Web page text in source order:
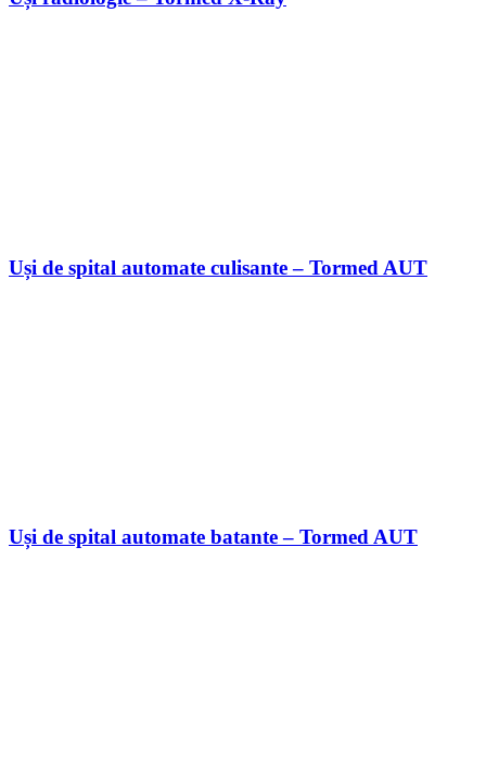
Uși de spital automate culisante – Tormed AUT
Uși de spital automate batante – Tormed AUT